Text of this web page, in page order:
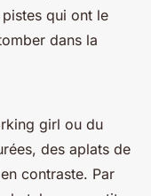
qui ont le
dans la
girl ou du
des aplats de
contraste. Par